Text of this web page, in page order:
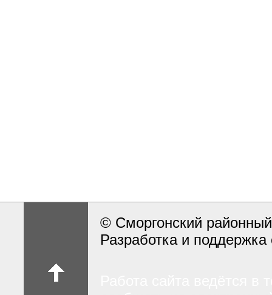
© Сморгонский
Разработка и поддержка